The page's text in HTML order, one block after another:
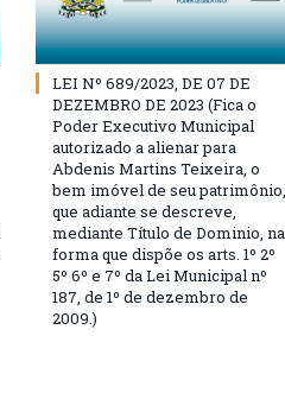
LEI Nº 689/2023, DE 07 DE
DEZEMBRO DE 2023 (Fica o
Poder Executivo Municipal
autorizado a alienar para
Abdenis Martins Teixeira, o
bem imóvel de seu patrimônio,
que adiante se descreve,
mediante Título de Dominio, na
forma que dispõe os arts. 1º 2º
5º 6º e 7º da Lei Municipal nº
187, de 1º de dezembro de
2009.)